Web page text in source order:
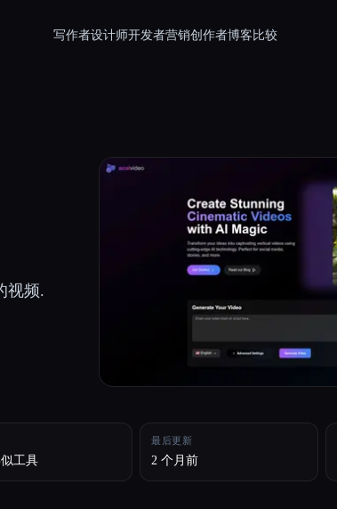
写作者设计师开发者营销创作者博客 比较
视频.
工具
最后更新
2 个月前